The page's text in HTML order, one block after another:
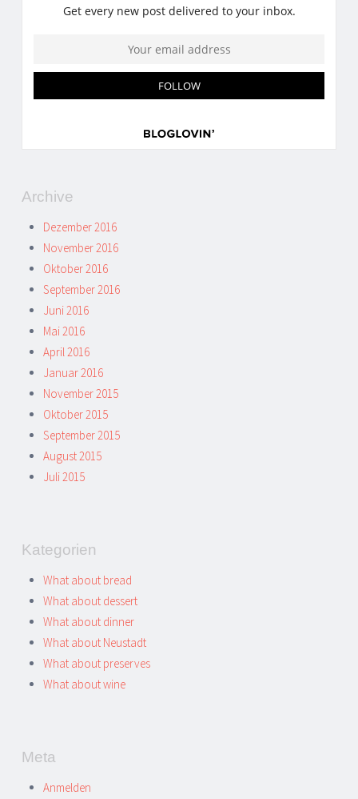
Archive
Dezember 2016
November 2016
Oktober 2016
September 2016
Juni 2016
Mai 2016
April 2016
Januar 2016
November 2015
Oktober 2015
September 2015
August 2015
Juli 2015
Kategorien
What about bread
What about dessert
What about dinner
What about Neustadt
What about preserves
What about wine
Meta
Anmelden